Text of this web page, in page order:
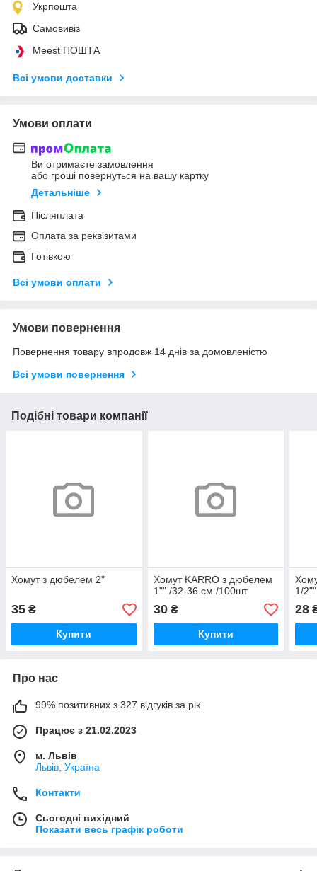
Укрпошта
Самовивіз
Meest ПОШТА
Всі умови доставки
Умови оплати
Ви отримаєте замовлення
або гроші повернуться на вашу картку
Детальніше
Післяплата
Оплата за реквізитами
Готівкою
Всі умови оплати
Умови повернення
Повернення товару впродовж 14 днів за домовленістю
Всі умови повернення
Подібні товари компанії
Хомут з дюбелем 2"
35 ₴
Купити
Хомут KARRO з дюбелем
1"" /32-36 см /100шт
30₴
Купити
1/
28
Про нас
99% позитивних з 327 відгуків за рік
Працює з 21.02.2023
м. Львів
Львів, Україна
Контакти
Сьогодні вихідний
Показати весь графік роботи